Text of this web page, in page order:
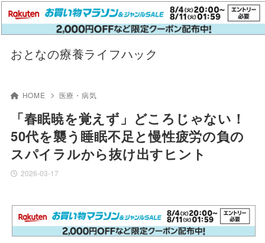
おとなの療養ライフハック
HOME 医療・病気
「春眠暁を覚えず」どころじゃない！
50代を襲う睡眠不足と慢性疲労の負の
スパイラルから抜け出すヒント
2026-03-17